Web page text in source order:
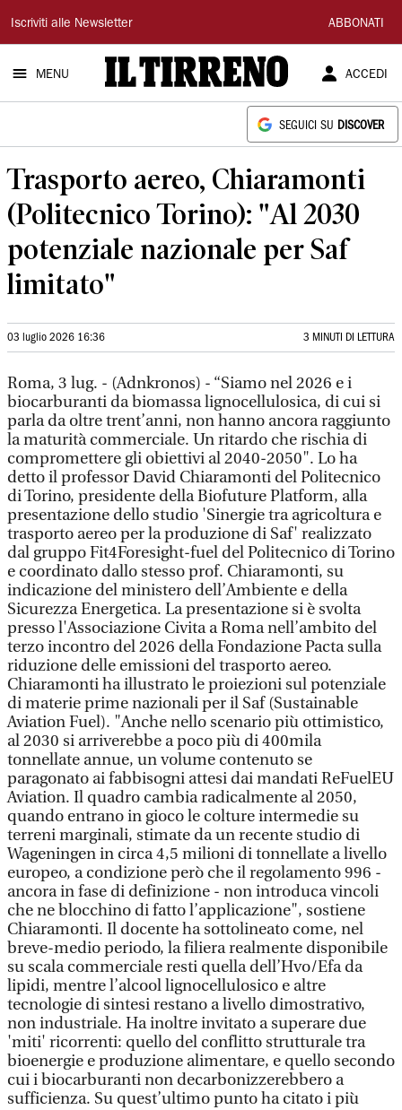
Il
Tirreno
Iscriviti alle Newsletter ABBONATI
MENU ACCEDI
SEGUICI SU DISCOVER
Trasporto aereo, Chiaramonti
(Politecnico Torino): "Al 2030
potenziale nazionale per Saf
limitato"
03 luglio 2026 16:36 3 MINUTI DI LETTURA
Roma, 3 lug. - (Adnkronos) - “Siamo nel 2026 e i
biocarburanti da biomassa lignocellulosica, di cui si
parla da oltre trent’anni, non hanno ancora raggiunto
la maturità commerciale. Un ritardo che rischia di
compromettere gli obiettivi al 2040-2050". Lo ha
detto il professor David Chiaramonti del Politecnico
di Torino, presidente della Biofuture Platform, alla
presentazione dello studio 'Sinergie tra agricoltura e
trasporto aereo per la produzione di Saf' realizzato
dal gruppo Fit4Foresight-fuel del Politecnico di Torino
e coordinato dallo stesso prof. Chiaramonti, su
indicazione del ministero dell’Ambiente e della
Sicurezza Energetica. La presentazione si è svolta
presso l'Associazione Civita a Roma nell’ambito del
terzo incontro del 2026 della Fondazione Pacta sulla
riduzione delle emissioni del trasporto aereo.
Chiaramonti ha illustrato le proiezioni sul potenziale
di materie prime nazionali per il Saf (Sustainable
Aviation Fuel). "Anche nello scenario più ottimistico,
al 2030 si arriverebbe a poco più di 400mila
tonnellate annue, un volume contenuto se
paragonato ai fabbisogni attesi dai mandati ReFuelEU
Aviation. Il quadro cambia radicalmente al 2050,
quando entrano in gioco le colture intermedie su
terreni marginali, stimate da un recente studio di
Wageningen in circa 4,5 milioni di tonnellate a livello
europeo, a condizione però che il regolamento 996 -
ancora in fase di definizione - non introduca vincoli
che ne blocchino di fatto l’applicazione", sostiene
Chiaramonti. Il docente ha sottolineato come, nel
breve-medio periodo, la filiera realmente disponibile
su scala commerciale resti quella dell’Hvo/Efa da
lipidi, mentre l’alcool lignocellulosico e altre
tecnologie di sintesi restano a livello dimostrativo,
non industriale. Ha inoltre invitato a superare due
'miti' ricorrenti: quello del conflitto strutturale tra
bioenergie e produzione alimentare, e quello secondo
cui i biocarburanti non decarbonizzerebbero a
sufficienza. Su quest’ultimo punto ha citato i più